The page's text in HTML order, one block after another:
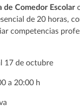
de Comedor Escolar
de 20 horas,
competencias
17 de octubre
a 20:00 h